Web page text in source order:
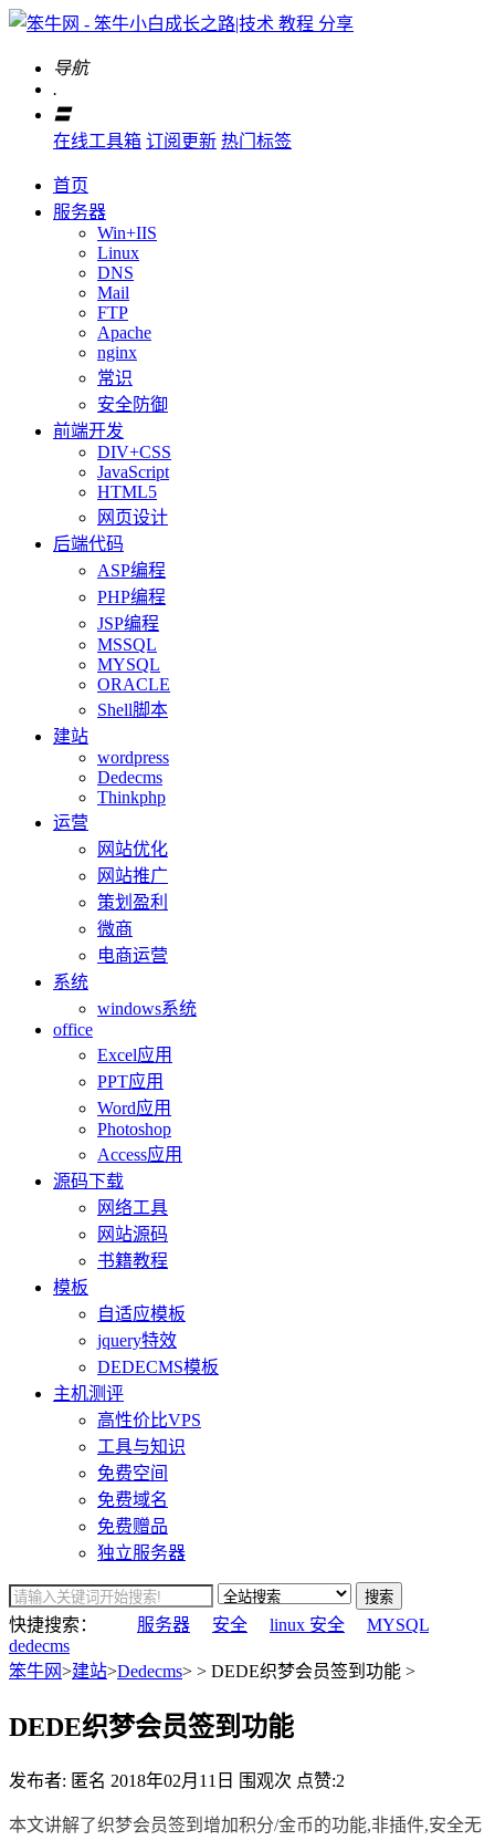
导航
.
〓
在线工具箱 订阅更新 热门标签
首页
服务器
Win+IIS
Linux
DNS
Mail
FTP
Apache
nginx
常识
安全防御
前端开发
DIV+CSS
JavaScript
HTML5
网页设计
后端代码
ASP编程
PHP编程
JSP编程
MSSQL
MYSQL
ORACLE
Shell脚本
建站
wordpress
Dedecms
Thinkphp
运营
网站优化
网站推广
策划盈利
微商
电商运营
系统
windows系统
office
Excel应用
PPT应用
Word应用
Photoshop
Access应用
源码下载
网络工具
网站源码
书籍教程
模板
自适应模板
jquery特效
DEDECMS模板
主机测评
高性价比VPS
工具与知识
免费空间
免费域名
免费赠品
独立服务器
搜索
快捷搜索： 服务器 安全 linux 安全
MYSQL
dedecms
笨牛网>建站>Dedecms> > DEDE织梦会员签到功能 >
DEDE织梦会员签到功能
发布者: 匿名 2018年02月11日 围观次 点赞:2
本文讲解了织梦会员签到增加积分/金币的功能,非插件,安全无